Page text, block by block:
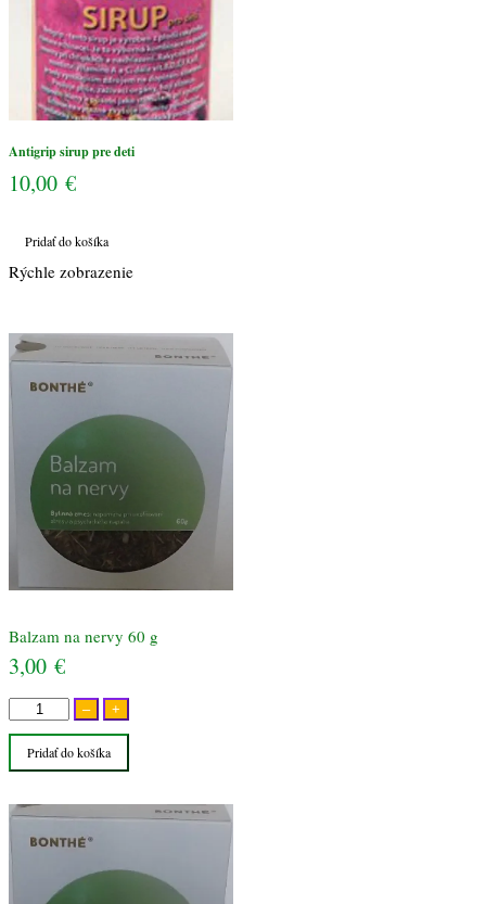
Antigrip sirup pre deti
10,00 €
Pridať do košíka
Rýchle zobrazenie
Balzam na nervy 60 g
3,00 €
–
množstvo
Balzam
60
+
Pridať do košíka